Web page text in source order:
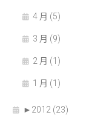
4 月 (5)
3 月 (9)
2 月 (1)
1 月 (1)
► 2012 (23)